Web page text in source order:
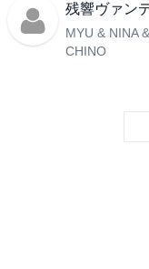
残響ヴァン
MYU & NINA
CHINO